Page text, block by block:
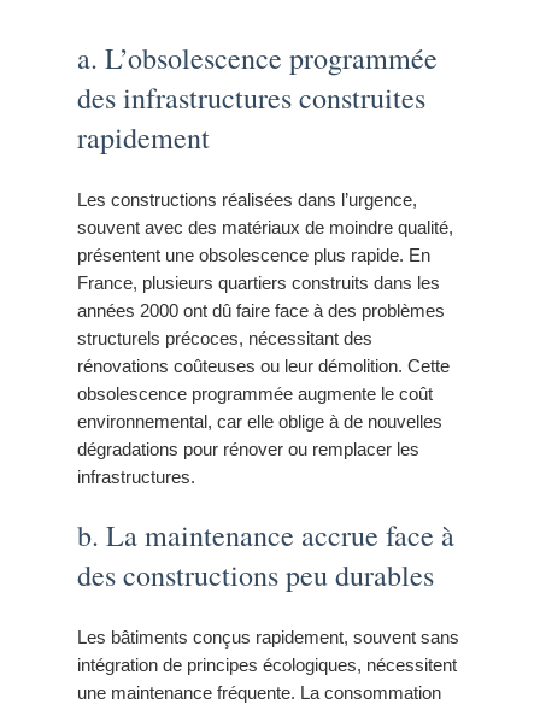
a. L’obsolescence programmée
des infrastructures construites
rapidement
Les constructions réalisées dans l’urgence,
souvent avec des matériaux de moindre qualité,
présentent une obsolescence plus rapide. En
France, plusieurs quartiers construits dans les
années 2000 ont dû faire face à des problèmes
structurels précoces, nécessitant des
rénovations coûteuses ou leur démolition. Cette
obsolescence programmée augmente le coût
environnemental, car elle oblige à de nouvelles
dégradations pour rénover ou remplacer les
infrastructures.
b. La maintenance accrue face à
des constructions peu durables
Les bâtiments conçus rapidement, souvent sans
intégration de principes écologiques, nécessitent
une maintenance fréquente. La consommation